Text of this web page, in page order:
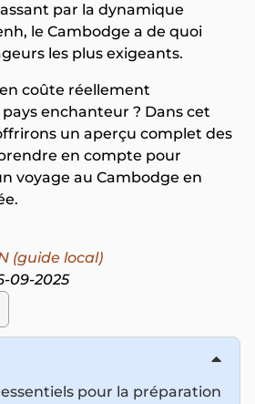
par la dynamique
le Cambodge a de quoi
les plus exigeants.
coûte réellement
enchanteur ? Dans cet
un aperçu complet des
en compte pour
voyage au Cambodge en
(guide local)
09-2025
essentiels pour la préparation